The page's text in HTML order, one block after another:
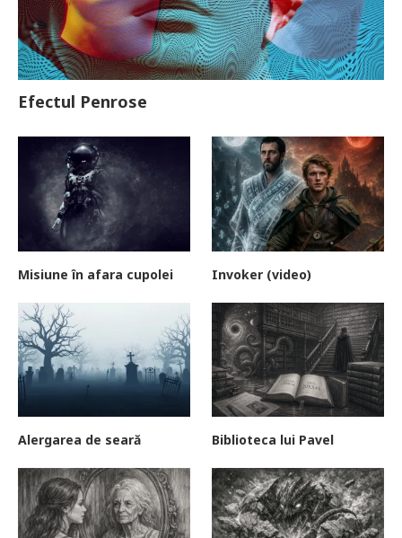
Efectul Penrose
Misiune în afara cupolei Invoker (video)
Alergarea de seară Biblioteca lui Pavel